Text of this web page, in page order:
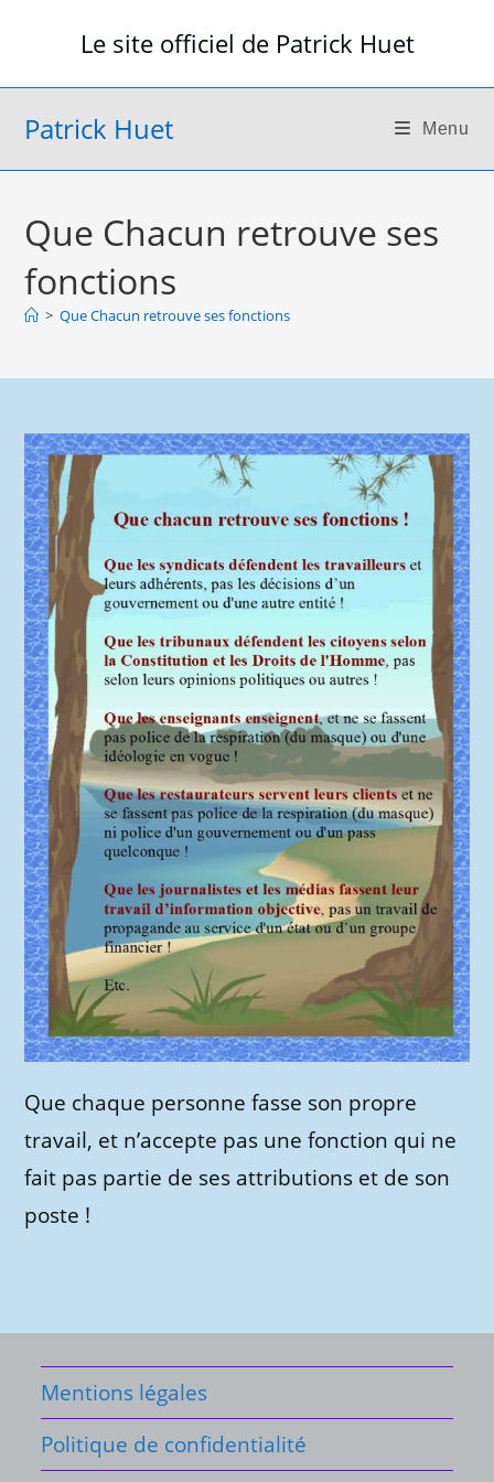
Le site officiel de Patrick Huet
Patrick Huet Menu
Que Chacun retrouve ses
fonctions
> Que Chacun retrouve ses fonctions
Que chaque personne fasse son propre
travail, et n’accepte pas une fonction qui ne
fait pas partie de ses attributions et de son
poste !
Mentions légales
Politique de confidentialité